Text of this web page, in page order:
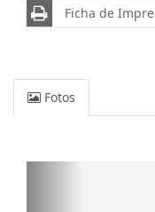
Ficha de
Fotos